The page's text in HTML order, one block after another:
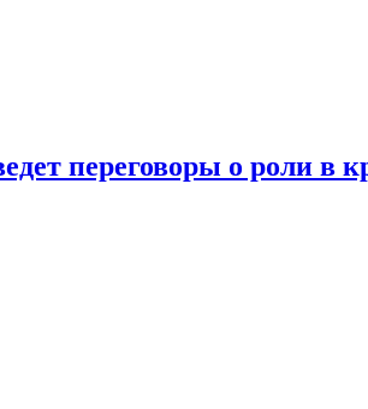
переговоры о роли